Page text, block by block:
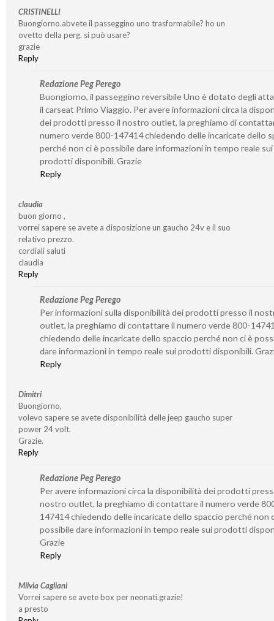
CRISTINELLI
Buongiorno.abvete il passeggino uno trasformabile? ho un
ovetto della perg. si può usare?
grazie
Reply
Redazione Peg Perego
Buongiorno, il passeggino reversibile Uno è dotato degli
il carseat Primo Viaggio. Per avere informazioni circa la
dei prodotti presso il nostro outlet, la preghiamo di
numero verde 800-147414 chiedendo delle incaricate dello
perché non ci è possibile dare informazioni in tempo reale sui
prodotti disponibili. Grazie
Reply
claudia
buon giorno ,
vorrei sapere se avete a disposizione un gaucho 24v e il suo
relativo prezzo.
cordiali saluti
claudia
Reply
Redazione Peg Perego
Per informazioni sulla disponibilità dei prodotti presso il
outlet, la preghiamo di contattare il numero verde 800-
chiedendo delle incaricate dello spaccio perché non ci è
dare informazioni in tempo reale sui prodotti disponibili.
Reply
Dimitri
Buongiorno,
volevo sapere se avete disponibilità delle jeep gaucho super
power 24 volt.
Grazie.
Reply
Redazione Peg Perego
Per avere informazioni circa la disponibilità dei prodotti
nostro outlet, la preghiamo di contattare il numero verde
147414 chiedendo delle incaricate dello spaccio perché non
possibile dare informazioni in tempo reale sui prodotti
Grazie
Reply
Milvia Cagliani
Vorrei sapere se avete box per neonati.grazie!
a presto